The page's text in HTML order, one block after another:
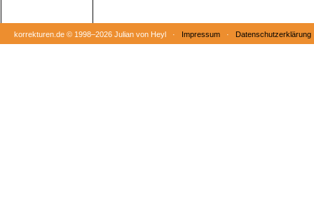
korrekturen.de © 1998–2026 Julian von Heyl · Impressum · Datenschutzerklärung